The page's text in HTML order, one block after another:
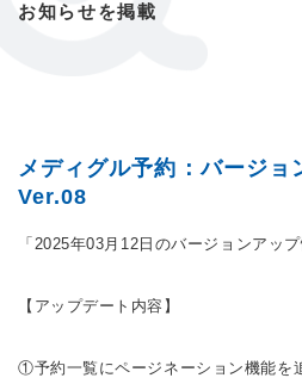
お知らせを掲載
メディグル予約：バージョ
Ver.08
「2025年03月12日のバージョンアップ
【アップデート内容】
①予約一覧にページネーション機能を